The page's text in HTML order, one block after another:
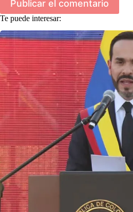
Publicar el comentario
Te puede interesar: